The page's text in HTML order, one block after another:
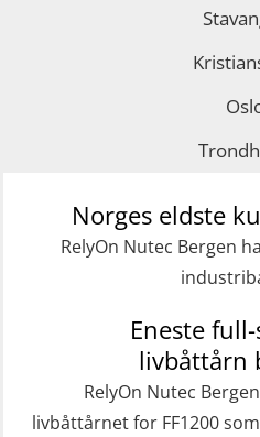
Norges eldste
RelyOn Nutec Bergen
Eneste
livbåttårn
RelyOn Nutec
livbåttårnet for FF1200